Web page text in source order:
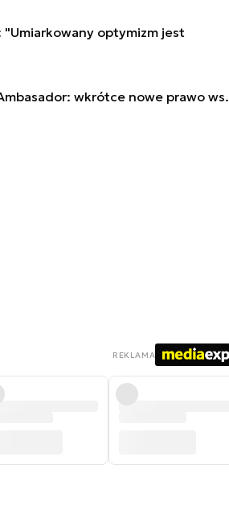
"Umiarkowany optymizm jest
wkrótce nowe prawo ws.
REKLAMA